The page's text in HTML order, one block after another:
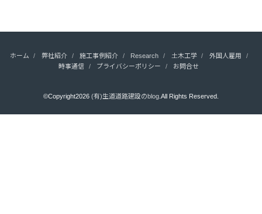
ホーム 弊社紹介 施工事例紹介 Research 土木工学
外国人雇用
時事通信
プライバシーポリシー お問合せ
©Copyright2026 (有)生道道路建設のblog.All Rights Reserved.